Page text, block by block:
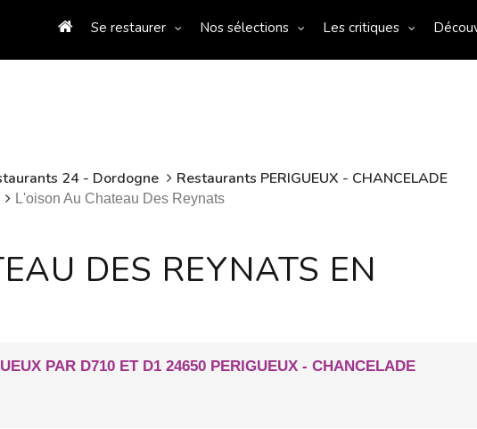
Se restaurer Nos sélections Les critiques
24 - Dordogne
Restaurants PERIGUEUX - CHANCELADE
L'oison Au Chateau Des Reynats
DES REYNATS EN
PAR D710 ET D1 24650 PERIGUEUX - CHANCELADE